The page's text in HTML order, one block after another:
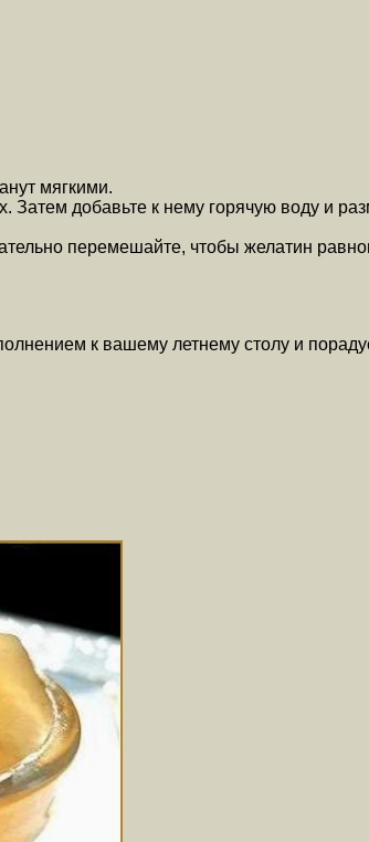
мягкими.
Затем добавьте к нему горячую воду и
перемешайте, чтобы желатин
к вашему летнему столу и